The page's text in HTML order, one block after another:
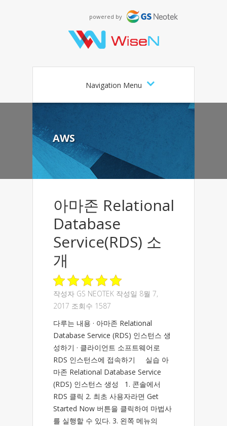
powered by
Navigation Menu
AWS
아마존 Relational
Database
Service(RDS) 소
개
작성자 GS NEOTEK 작성일 8월 7,
2017 조회수 1587
다루는 내용 · 아마존 Relational
Database Service (RDS) 인스턴스 생
성하기 · 클라이언트 소프트웨어로
RDS 인스턴스에 접속하기 실습 아
마존 Relational Database Service
(RDS) 인스턴스 생성 1. 콘솔에서
RDS 클릭 2. 최초 사용자라면 Get
Started Now 버튼을 클릭하여 마법사
를 실행할 수 있다. 3. 왼쪽 메뉴의